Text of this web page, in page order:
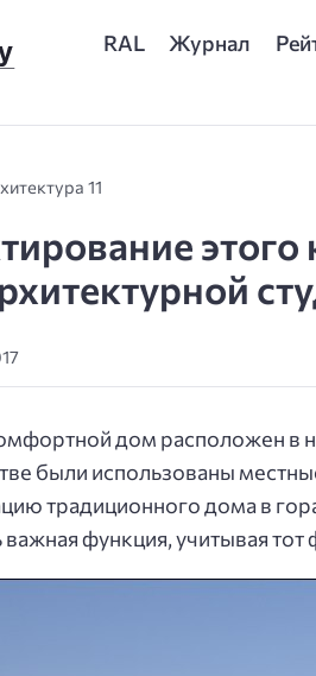
RAL Журнал
11
дом расположен в
были использованы
традиционного дома в
важная функция, учитывая